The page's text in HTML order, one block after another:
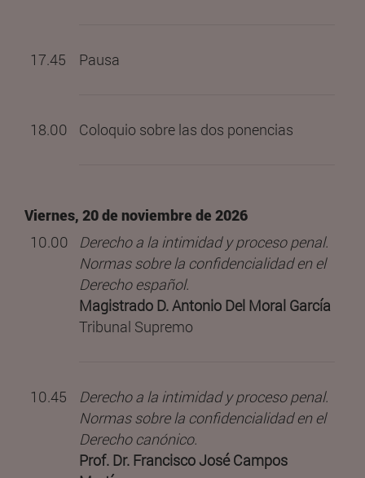
17.45 Pausa
18.00 Coloquio sobre las dos ponencias
Viernes, 20 de noviembre de 2026
10.00
Derecho a la intimidad y proceso penal.
Normas sobre la confidencialidad en el
Derecho español.
Magistrado D. Antonio Del Moral García
Tribunal Supremo
10.45
Derecho a la intimidad y proceso penal.
Normas sobre la confidencialidad en el
Derecho canónico.
Prof. Dr. Francisco José Campos